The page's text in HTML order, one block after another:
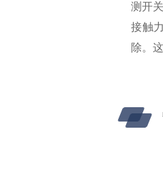
测开
接触
除。